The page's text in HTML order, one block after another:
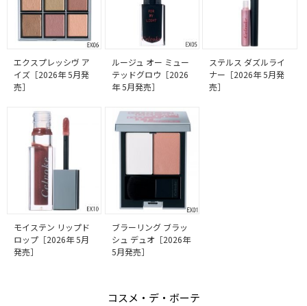
エクスプレッシヴ ア
イズ［2026年 5月発
売］
ルージュ オー ミュー
テッドグロウ［2026
年 5月発売］
ステルス ダズルライ
ナー［2026年 5月発
売］
モイステン リップド
ロップ［2026年 5月
発売］
ブラーリング ブラッ
シュ デュオ［2026年
5月発売］
コスメ・デ・ボーテ